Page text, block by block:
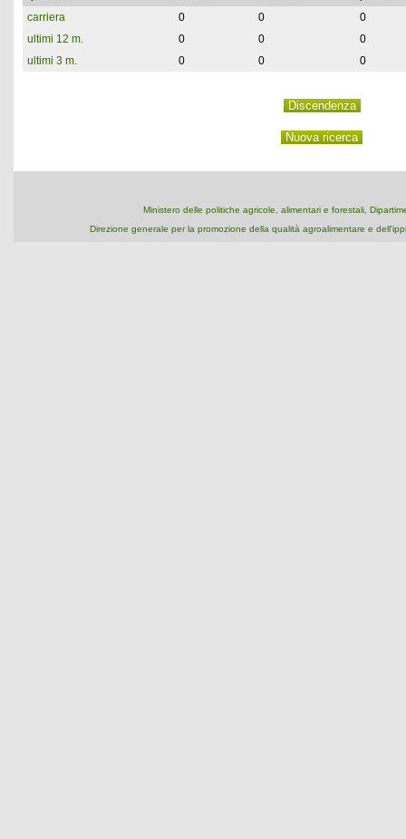
carriera
0 0
0
ultimi 12 m.
0 0
0
ultimi 3 m.
0 0 0
Ministero delle politiche agricole, alimentari e forestali,
Direzione generale per la promozione della qualità agroalimentare e